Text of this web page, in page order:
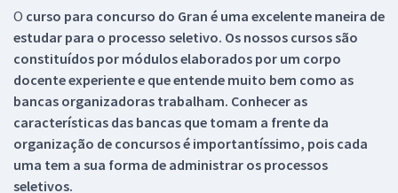
O curso para concurso do Gran é uma excelente maneira de
estudar para o processo seletivo. Os nossos cursos são
constituídos por módulos elaborados por um corpo
docente experiente e que entende muito bem como as
bancas organizadoras trabalham. Conhecer as
características das bancas que tomam a frente da
organização de concursos é importantíssimo, pois cada
uma tem a sua forma de administrar os processos
seletivos.